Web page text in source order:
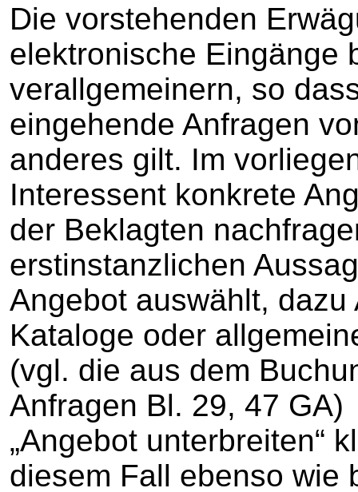
Die vorstehenden
elektronische Eingänge
verallgemeinern, so
eingehende Anfragen
anderes gilt. Im
Interessent konkrete
der Beklagten
erstinstanzlichen
Angebot auswählt,
Kataloge oder
(vgl. die aus dem
Anfragen Bl. 29, 47
„Angebot unterbreiten“
diesem Fall ebenso wie